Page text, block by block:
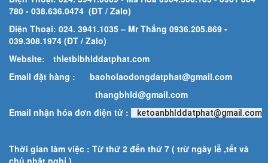
780 - 038.636.0474 (ĐT / Zalo)
Điện Thoại: 024. 3941.1035 – Mr Thắng 0936.205.869 -
039.308.1974 (ĐT / Zalo)
Website:
thietbibhlddatphat.com
Email đặt hàng : baoholaodongdatphat@gmail.com
thangbhld@gmail.com
Email nhận hóa đơn điện tử :
ketoanbhlddatphat@gmail.com
Thời gian làm việc : Từ thứ 2 đến thứ 7 ( trừ ngày lễ ,tết và
chủ nhật nghỉ )